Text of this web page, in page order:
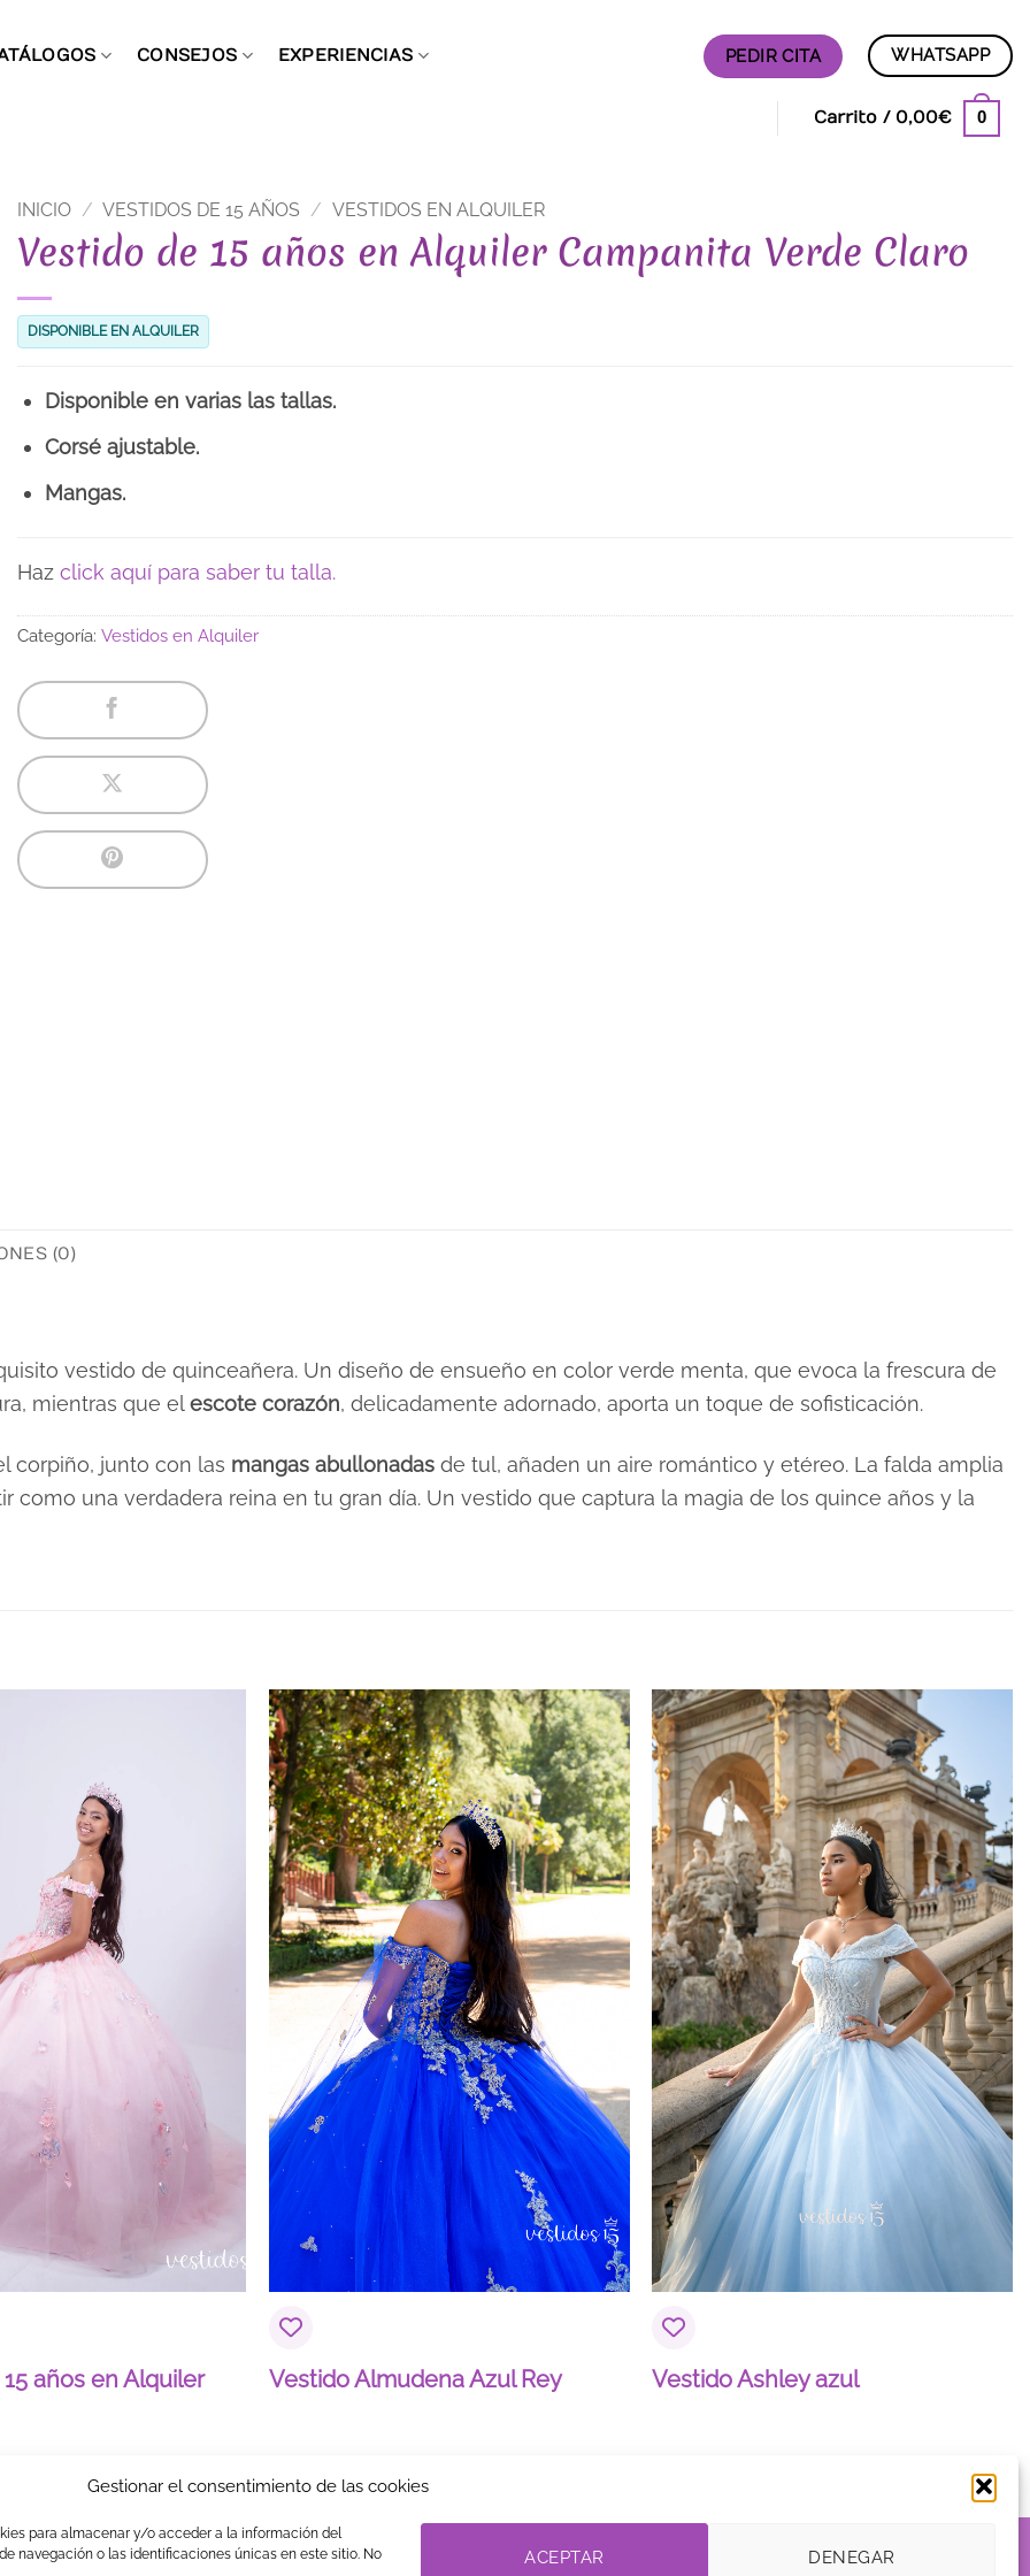
Gestionar el consentimiento de las cookies
para almacenar y/o acceder a la información del
navegación o las identificaciones únicas en este sitio. No
ACEPTAR DENEGAR
CONSEJOS EXPERIENCIAS PEDIR CITA WHATSAPP
Carrito / 0,00€ 0
INICIO / VESTIDOS DE 15 AÑOS / VESTIDOS EN ALQUILER
Vestido de 15 años en Alquiler Campanita Verde Claro
DISPONIBLE EN ALQUILER
Disponible en varias las tallas.
Corsé ajustable.
Mangas.
Haz click aquí para saber tu talla.
Categoría: Vestidos en Alquiler
(0)
vestido de quinceañera. Un diseño de ensueño en color verde menta, que evoca la frescura de
mientras que elescote corazón, delicadamente adornado, aporta un toque de sofisticación.
corpiño, junto con las mangas abullonadas de tul, añaden un aire romántico y etéreo. La falda amplia
como una verdadera reina en tu gran día. Un vestido que captura la magia de los quince años y la
15 años en Alquiler Campanita Verde Claro”
Correo electrónico
años en Alquiler
Vestido Almudena Azul Rey Vestido Ashley azul
MasterCardAmericanPayPal
LEGAL PRIVACIDAD TRABAJA CON NOSOTROS